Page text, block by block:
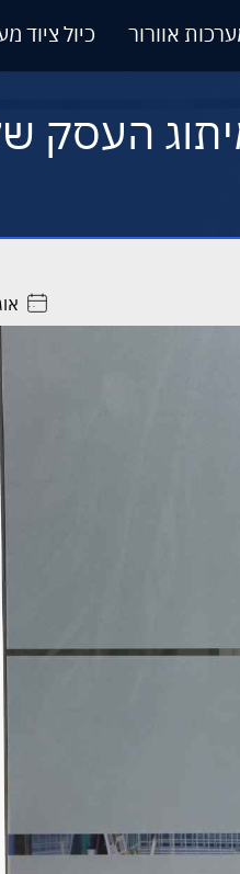
אוורור כיול ציוד
העסק
. . . . .